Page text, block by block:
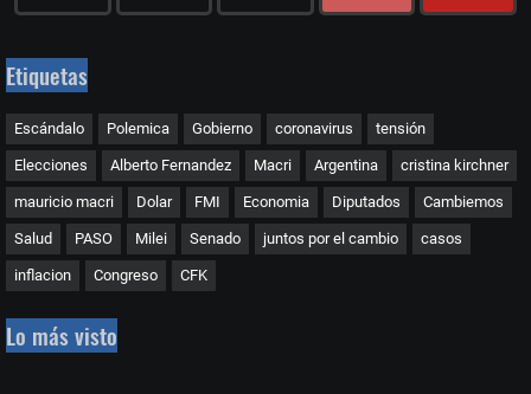
Etiquetas
Escándalo Polemica Gobierno coronavirus tensión
Elecciones Alberto Fernandez Macri Argentina cristina kirchner
mauricio macri Dolar FMI Economia Diputados Cambiemos
Salud PASO Milei Senado juntos por el cambio casos
inflacion Congreso CFK
Lo más visto